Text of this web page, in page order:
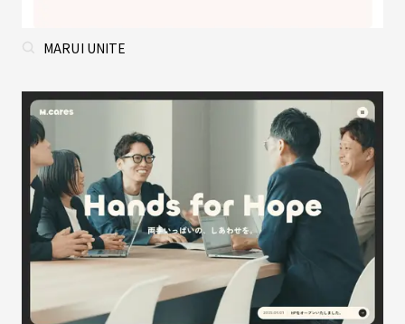
MARUI UNITE